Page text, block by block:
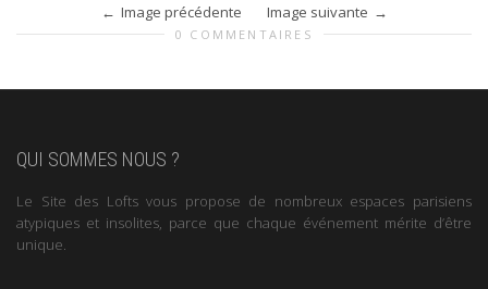
Image précédente Image suivante
0 COMMENTAIRES
QUI SOMMES NOUS ?
Le Site des Lofts vous propose de nombreux espaces parisiens
atypiques et insolites, parce que chaque événement mérite d’être
unique.